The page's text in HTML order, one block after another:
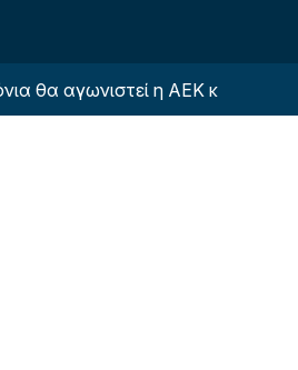
η ΑΕΚ κόντρα στην